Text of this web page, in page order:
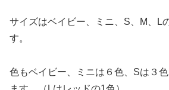
サイズはベイビー、ミニ、S、M、L
す。
色もベイビー、ミニは６色、Sは３